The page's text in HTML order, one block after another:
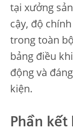
tại xưởng
cậy, độ
trong toàn
bảng điều
động và
kiện.
Phần kết